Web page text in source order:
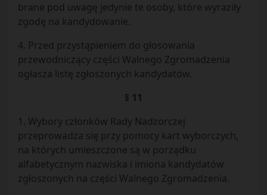
brane pod uwagę jedynie te osoby, które wyraziły
zgodę na kandydowanie.
4. Przed przystąpieniem do głosowania
przewodniczący części Walnego Zgromadzenia
ogłasza listę zgłoszonych kandydatów.
§ 11
1. Wybory członków Rady Nadzorczej
przeprowadza się przy pomocy kart wyborczych,
na których umieszczone są w porządku
alfabetycznym nazwiska i imiona kandydatów
zgłoszonych na części Walnego Zgromadzenia.